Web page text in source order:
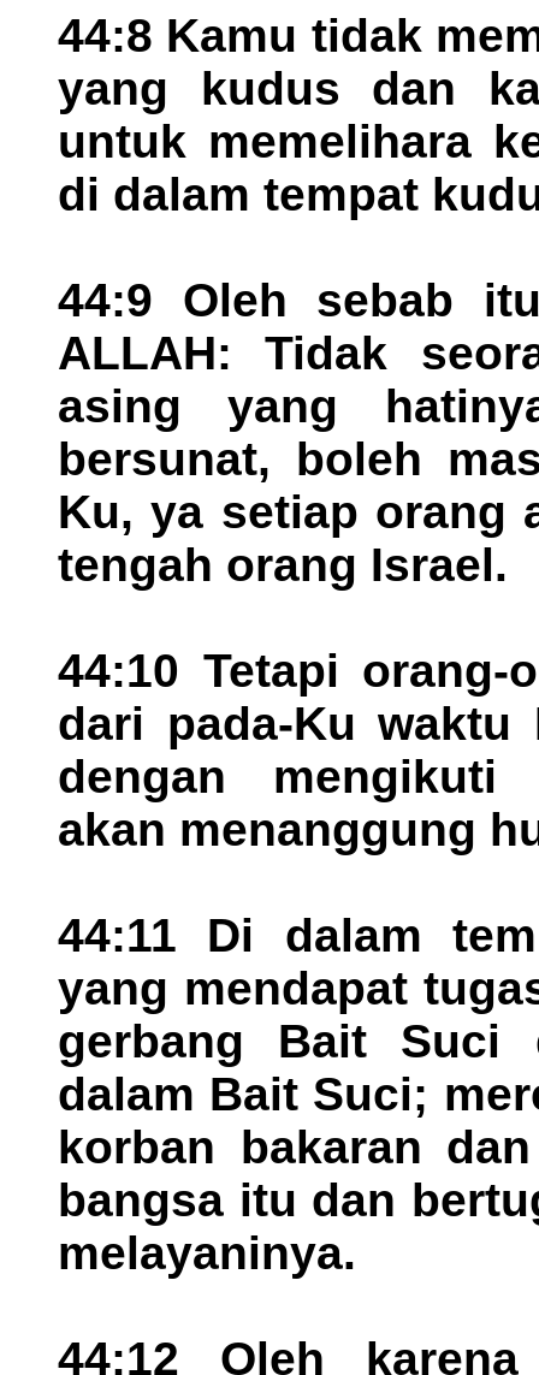
44:8 Kamu tidak
yang kudus dan
untuk memelihara
di dalam tempat
44:9 Oleh sebab
ALLAH: Tidak
asing yang
bersunat, boleh
Ku, ya setiap orang
tengah orang Israel.
44:10 Tetapi orang-
dari pada-Ku waktu
dengan mengikuti
akan menanggung
44:11 Di dalam
yang mendapat
gerbang Bait Suci
dalam Bait Suci;
korban bakaran
bangsa itu dan
melayaninya.
44:12 Oleh